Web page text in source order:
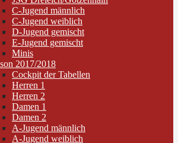
C-Jugend männlich
C-Jugend weiblich
D-Jugend gemischt
E-Jugend gemischt
Minis
2017/2018
Cockpit der Tabellen
Herren 1
Herren 2
Damen 1
Damen 2
A-Jugend männlich
A-Jugend weiblich